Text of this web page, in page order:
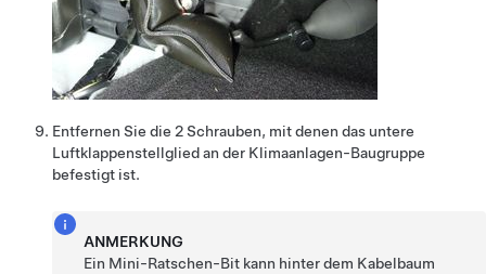
Entfernen Sie die 2 Schrauben, mit denen das untere
Luftklappenstellglied an der Klimaanlagen-Baugruppe
befestigt ist.
ANMERKUNG
Ein Mini-Ratschen-Bit kann hinter dem Kabelbaum